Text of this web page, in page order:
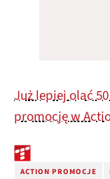
Już lepiej olać
promocję w
ACTION PROMOCJE